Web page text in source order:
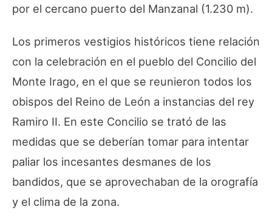
por el cercano puerto del Manzanal (1.230 m).
Los primeros vestigios históricos tiene relación
con la celebración en el pueblo del Concilio del
Monte Irago, en el que se reunieron todos los
obispos del Reino de León a instancias del rey
Ramiro II. En este Concilio se trató de las
medidas que se deberían tomar para intentar
paliar los incesantes desmanes de los
bandidos, que se aprovechaban de la orografía
y el clima de la zona.